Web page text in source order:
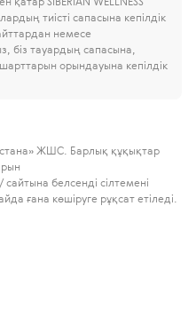
тиісті сапасына кепілдік
немесе
біз тауардың сапасына,
орындауына кепілдік
ЖШС. Барлық құқықтар
белсенді сілтемені
ғана көшіруге рұқсат етіледі.